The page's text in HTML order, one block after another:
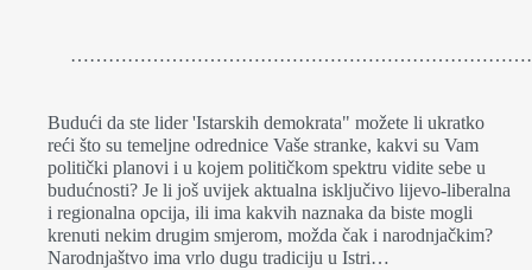
Budući da ste lider 'Istarskih demokrata" možete li ukratko
reći što su temeljne odrednice Vaše stranke, kakvi su Vam
politički planovi i u kojem političkom spektru vidite sebe u
budućnosti? Je li još uvijek aktualna isključivo lijevo-liberalna
i regionalna opcija, ili ima kakvih naznaka da biste mogli
krenuti nekim drugim smjerom, možda čak i narodnjačkim?
Narodnjaštvo ima vrlo dugu tradiciju u Istri…